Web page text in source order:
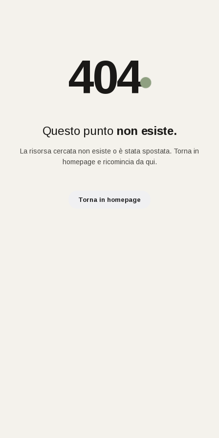
404
Questo punto non esiste.
La risorsa cercata non esiste o è stata spostata. Torna in
homepage e ricomincia da qui.
Torna in homepage